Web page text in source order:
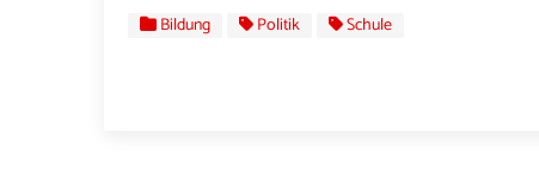
Bildung Politik Schule